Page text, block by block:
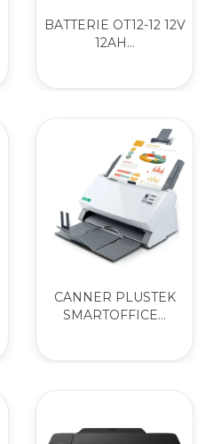
BATTERIE OT12-12 12V
12AH...
CANNER PLUSTEK
SMARTOFFICE...